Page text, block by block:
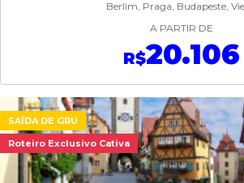
Berlim, Praga, Budapeste,
A PARTIR DE
R$20.106
SAÍDA DE GRU
Roteiro Exclusivo Cativa